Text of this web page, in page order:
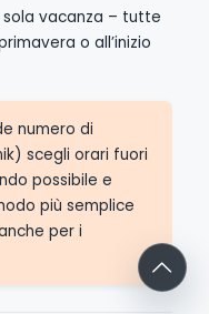
vacanza – tutte
o all’inizio
numero di
scegli orari fuori
possibile e
più semplice
per i